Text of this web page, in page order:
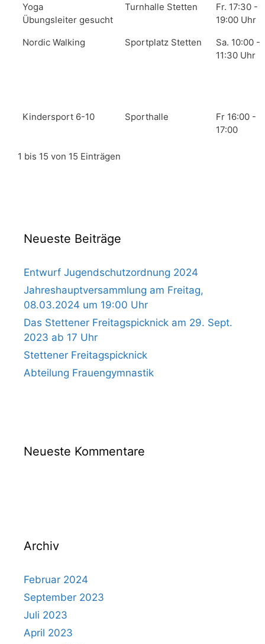
Yoga
Übungsleiter gesucht
Turnhalle Stetten
Fr. 17:30 -
19:00 Uhr
Nordic Walking
Sportplatz Stetten
Sa. 10:00 -
11:30 Uhr
Kindersport 6-10 Sporthalle
Fr 16:00 -
17:00
1 bis 15 von 15 Einträgen
Neueste Beiträge
Entwurf Jugendschutzordnung 2024
Jahreshauptversammlung am Freitag,
08.03.2024 um 19:00 Uhr
Das Stettener Freitagspicknick am 29. Sept.
2023 ab 17 Uhr
Stettener Freitagspicknick
Abteilung Frauengymnastik
Neueste Kommentare
Archiv
Februar 2024
September 2023
Juli 2023
April 2023